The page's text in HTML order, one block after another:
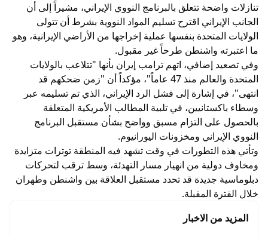
تنازلات واضحة تتعلق بالبرنامج النووي الإيراني، مشيراً إلى أن
الجانب الإيراني اقترح تسليم المواد النووية بشرط أن تتولى
الولايات المتحدة بنفسها عملية إخراجها من الأراضي الإيرانية، وهو
ما اعتبرته واشنطن طرحاً غير مقبول.
وفي تصعيد إضافي، اتهم ترامب إيران بأنها "تتلاعب بالولايات
المتحدة والعالم منذ 47 عاماً"، مؤكداً أن "زمن ضحكهم قد
انتهى"، في إشارة إلى فشل الرد الإيراني، الذي تم تسليمه عبر
وسطاء باكستانيين، في تلبية المطالب الأمريكية المتعلقة
بالحصول على التزام مسبق وواضح بشأن مستقبل البرنامج
النووي الإيراني ومخزونات اليورانيوم.
وتأتي هذه التطورات في وقت تشهد فيه المنطقة توترات متزايدة
ومخاوف دولية من انهيار مسار التهدئة، وسط ترقب لتحركات
دبلوماسية جديدة قد تحدد مستقبل العلاقة بين واشنطن وطهران
خلال الفترة المقبلة.
المزيد من الاخبار